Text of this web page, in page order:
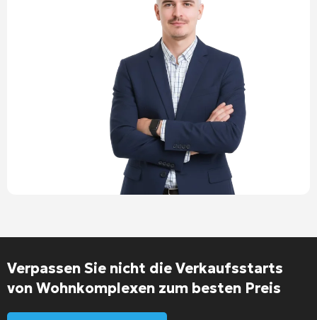
Verpassen Sie nicht die Verkaufsstarts
von Wohnkomplexen zum besten Preis